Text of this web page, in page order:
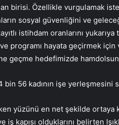
birisi. Özellikle vurgulamak
sosyal güvenliğini ve
istihdam oranlarını
programı hayata geçirmek için
geçme hedefimizde hamdolsun
56 kadının işe yerleşmesini
yüzünü en net şekilde
iş kapısı olduklarını belirten